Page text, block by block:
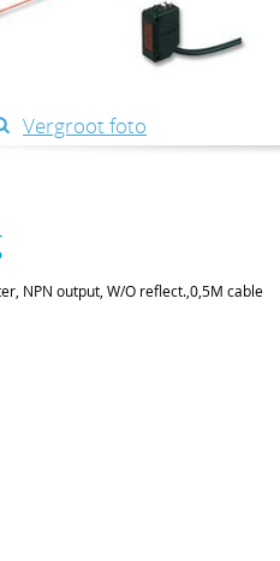
Vergroot foto
NPN output, W/O reflect.,0,5M cable